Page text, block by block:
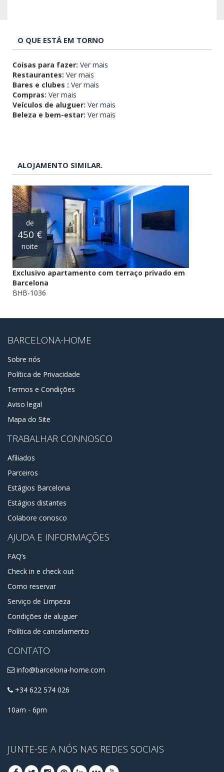
O QUE ESTÁ EM TORNO
Coisas para fazer: Ver mais
Restaurantes: Ver mais
Bares e clubes : Ver mais
Compras: Ver mais
Veículos de aluguer: Ver mais
Beleza e bem-estar: Ver mais
ALOJAMENTO SIMILAR.
de
450 €
noite
Exclusivo apartamento com terraço privado em
Barcelona
BHB-1036
BARCELONA-HOME
Sobre nós
Política de Privacidade
Termos e Condições
Aviso legal
Mapa do Site
TRABALHAR CONNOSCO
Afiliados
Parceiros
Estágios Barcelona
Estágios distantes
Colabore conosco
AJUDA E INFORMAÇÕES
FAQ’s
Check in e check out
Como reservar
Serviço de Limpeza
Condições de aluguer
Política de cancelamento
CONTATO
info@barcelona-home.com
+34 622 574 026
10am - 6pm
JUNTE-SE A NÓS NAS REDES SOCIAIS